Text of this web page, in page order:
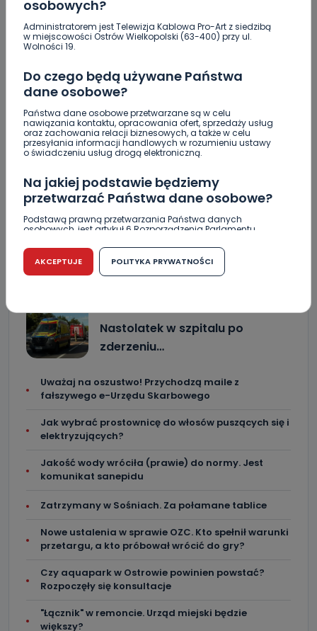
osobowych?
Administratorem jest Telewizja Kablowa Pro-Art z siedzibą
w miejscowości Ostrów Wielkopolski (63-400) przy ul.
Wolności 19.
Do czego będą używane Państwa
dane osobowe?
Państwa dane osobowe przetwarzane są w celu
nawiązania kontaktu, opracowania ofert, sprzedaży usług
oraz zachowania relacji biznesowych, a także w celu
przesyłania informacji handlowych w rozumieniu ustawy
o świadczeniu usług drogą elektroniczną.
Na jakiej podstawie będziemy
przetwarzać Państwa dane osobowe?
Podstawą prawną przetwarzania Państwa danych
osobowych, jest artykuł 6 Rozporządzenia Parlamentu
r. w sprawie ochrony osób fizycznych w związku z
przetwarzaniem danych osobowych w sprawie
swobodnego przepływu takich danych oraz uchylenia
dyrektywy 95/46/WE (RODO).
Czy jest możliwość cofnięcia zgody?
Podanie danych osobowych jest dobrowolne, nie jest
wymogiem ustawowym lub umownym oraz nie stanowi
warunku zawarcia umowy. Cofnięcie zgody jest możliwe
na każdym etapie i nie jest to związane z żadnymi
dokonać w dowolny, wybrany sposób (e-mail, poczta
tradycyjna) tak, aby dotarła do wiadomości Telewizji
Kablowej Pro-Art z siedzibą w miejscowości Ostrów
Kiedy i komu możemy przekazać
Państwa dane?
Telewizja Kablowa Pro-Art z siedzibą w miejscowości
Ostrów Wielkopolski (63-400) przy ul. Wolności 19 nie
trzecim, jak również nie są one wykorzystywane w
Co mogą Państwo zrobić z
Po wyrażeniu zgody na przetwarzanie danych osobowych,
mają Państwo prawo do żądania od Telewizji Kablowa
400) przy ul. Wolności 19 dostępu do danych osobowych
dotyczących Państwa oraz uzyskania ich kopii, a także
AKCEPTUJE POLITYKA PRYWATNOŚCI
ZOBACZ TAKŻE
07.08.2026 20:56
Kowalska. „Odyseja…
07.08.2026 19:16
Auto rozbite na drzewie.
Poszkodowani…
Nastolatek w szpitalu po
zderzeniu…
Uważaj na oszustwo! Przychodzą maile z
fałszywego e-Urzędu Skarbowego
Jak wybrać prostownicę do włosów puszących się i
elektryzujących?
Jakość wody wróciła (prawie) do normy. Jest
komunikat sanepidu
Zatrzymany w Sośniach. Za połamane tablice
Nowe ustalenia w sprawie OZC. Kto spełnił warunki
przetargu, a kto próbował wrócić do gry?
Czy aquapark w Ostrowie powinien powstać?
Rozpoczęły się konsultacje
"Łącznik" w remoncie. Urząd miejski będzie
większy?